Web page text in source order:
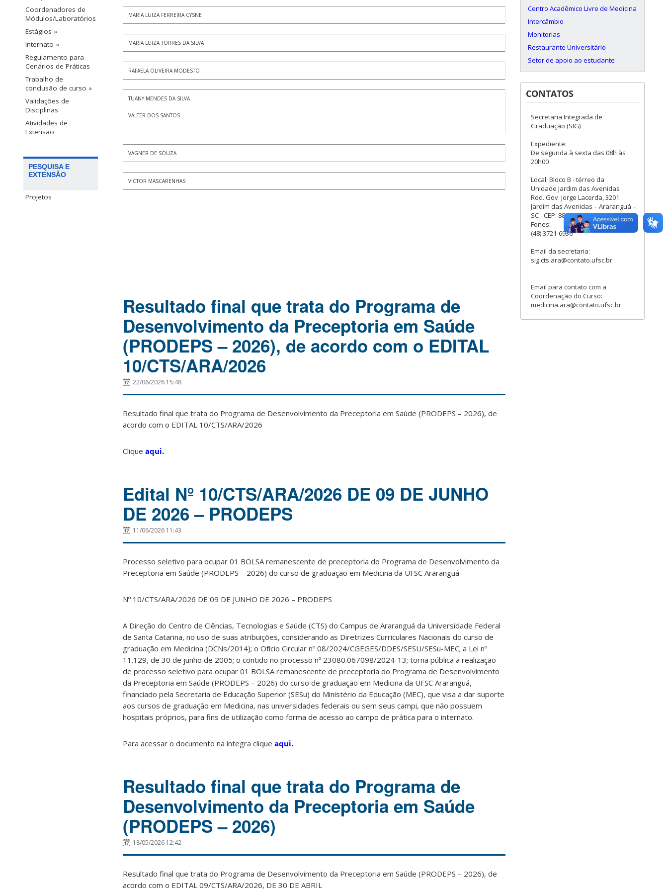
Coordenadores de
Módulos/Laboratórios
Estágios »
Internato »
Regulamento para
Cenários de Práticas
Trabalho de
conclusão de curso »
Validações de
Disciplinas
Atividades de
Extensão
PESQUISA E
EXTENSÃO
Projetos
MARIA LUIZA FERREIRA CYSNE
MARIA LUIZA TORRES DA SILVA
RAFAELA OLIVEIRA MODESTO
TUANY MENDES DA SILVA
VALTER DOS SANTOS
VAGNER DE SOUZA
VICTOR MASCARENHAS
Resultado final que trata do Programa de
Desenvolvimento da Preceptoria em Saúde
(PRODEPS – 2026), de acordo com o EDITAL
10/CTS/ARA/2026
22/06/2026 15:48
Resultado final que trata do Programa de Desenvolvimento da Preceptoria em Saúde (PRODEPS – 2026), de
acordo com o EDITAL 10/CTS/ARA/2026
Clique aqui.
Edital Nº 10/CTS/ARA/2026 DE 09 DE JUNHO
DE 2026 – PRODEPS
11/06/2026 11:43
Processo seletivo para ocupar 01 BOLSA remanescente de preceptoria do Programa de Desenvolvimento da
Preceptoria em Saúde (PRODEPS – 2026) do curso de graduação em Medicina da UFSC Araranguá
Nº 10/CTS/ARA/2026 DE 09 DE JUNHO DE 2026 – PRODEPS
A Direção do Centro de Ciências, Tecnologias e Saúde (CTS) do Campus de Araranguá da Universidade Federal
de Santa Catarina, no uso de suas atribuições, considerando as Diretrizes Curriculares Nacionais do curso de
graduação em Medicina (DCNs/2014); o Ofício Circular nº 08/2024/CGEGES/DDES/SESU/SESu-MEC; a Lei nº
11.129, de 30 de junho de 2005; o contido no processo nº 23080.067098/2024-13; torna pública a realização
de processo seletivo para ocupar 01 BOLSA remanescente de preceptoria do Programa de Desenvolvimento
da Preceptoria em Saúde (PRODEPS – 2026) do curso de graduação em Medicina da UFSC Araranguá,
financiado pela Secretaria de Educação Superior (SESu) do Ministério da Educação (MEC), que visa a dar suporte
aos cursos de graduação em Medicina, nas universidades federais ou sem seus campi, que não possuem
hospitais próprios, para fins de utilização como forma de acesso ao campo de prática para o internato.
Para acessar o documento na íntegra clique aqui.
Resultado final que trata do Programa de
Desenvolvimento da Preceptoria em Saúde
(PRODEPS – 2026)
18/05/2026 12:42
Resultado final que trata do Programa de Desenvolvimento da Preceptoria em Saúde (PRODEPS – 2026), de
acordo com o EDITAL 09/CTS/ARA/2026, DE 30 DE ABRIL
Centro Acadêmico Livre de Medicina
Intercâmbio
Monitorias
Restaurante Universitário
Setor de apoio ao estudante
CONTATOS
Secretaria Integrada de
Graduação (SIG)
Expediente:
De segunda à sexta das 08h às
20h00
Local: Bloco B - térreo da
Unidade Jardim das Avenidas
Rod. Gov. Jorge Lacerda, 3201
Jardim das Avenidas – Araranguá –
SC - CEP: 88906-072
Fones:
(48) 3721-6936
Email da secretaria:
sig.cts.ara@contato.ufsc.br
Email para contato com a
Coordenação do Curso:
medicina.ara@contato.ufsc.br